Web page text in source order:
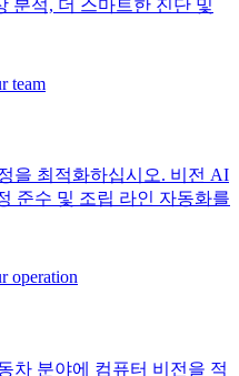
분석, 더 스마트한 진단 및
을 최적화하십시오. 비전 AI
준수 및 조립 라인 자동화를
차 분야에 컴퓨터 비전을 적